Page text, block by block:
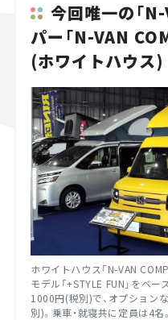
今回唯一の「
パー「N-VAN
(ホワイトハウス)
ホワイトハウス「N-VAN
モデル「+STYLE FUN」をベ
1000円(税別)で、オプション
別)。乗車・就寝共に定員は4名。